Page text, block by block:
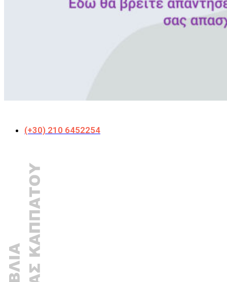
(+30) 210 6452254